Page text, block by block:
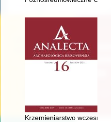
Krzemieniarstwo